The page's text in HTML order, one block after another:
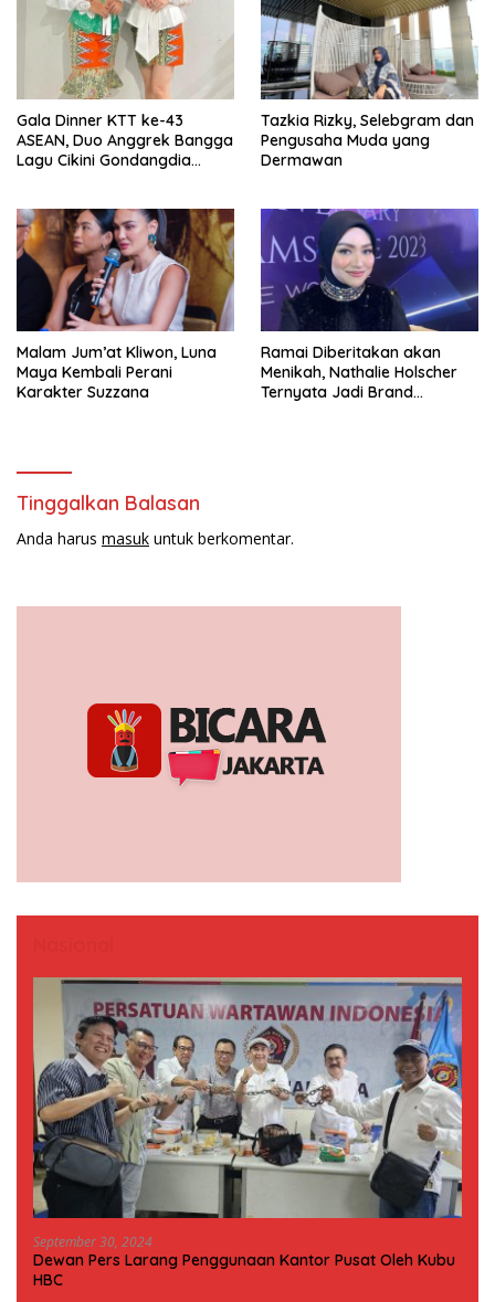
Gala Dinner KTT ke-43
ASEAN, Duo Anggrek Bangga
Lagu Cikini Gondangdia
Tazkia Rizky, Selebgram dan
Pengusaha Muda yang
Dermawan
Malam Jum’at Kliwon, Luna
Maya Kembali Perani
Karakter Suzzana
Ramai Diberitakan akan
Menikah, Nathalie Holscher
Ternyata Jadi Brand
Tinggalkan Balasan
Anda harus masuk untuk berkomentar.
September 30, 2024
Dewan Pers Larang Penggunaan Kantor Pusat Oleh Kubu
HBC